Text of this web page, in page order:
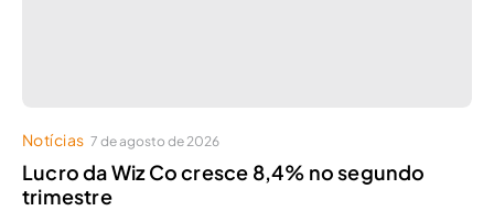
Notícias 7 de agosto de 2026
Lucro da Wiz Co cresce 8,4% no segundo
trimestre